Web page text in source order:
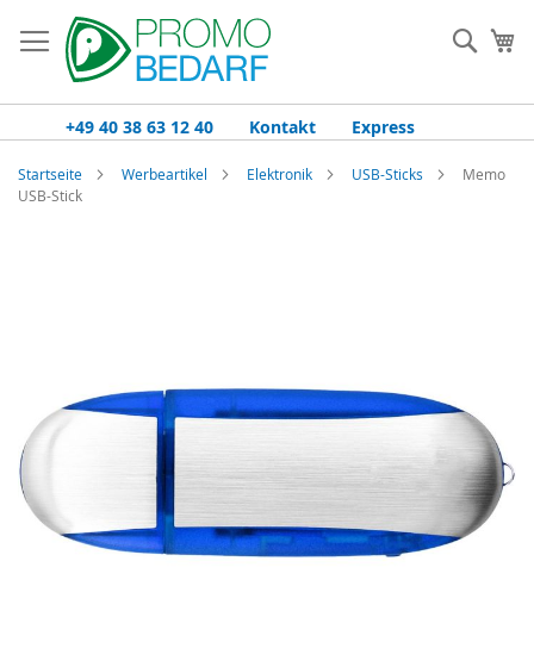
Inhalt
springen
+49 40 38 63 12 40 Kontakt Express
Startseite Werbeartikel Elektronik USB-Sticks
Memo
USB-Stick